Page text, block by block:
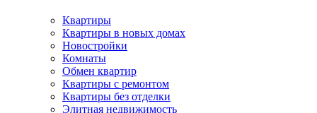
Квартиры
Квартиры в новых домах
Новостройки
Комнаты
Обмен квартир
Квартиры с ремонтом
Квартиры без отделки
Элитная недвижимость